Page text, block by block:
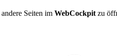
andere Seiten im WebCockpitzu